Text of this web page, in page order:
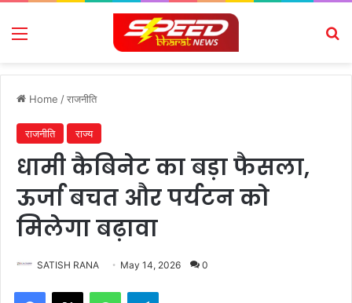
Menu
Home /राजनीति
राजनीति राज्य
धामी कैबिनेट का बड़ा फैसला,
ऊर्जा बचत और पर्यटन को
मिलेगा बढ़ावा
SATISH RANA May 14, 2026 0
Facebook
X WhatsAppTelegram